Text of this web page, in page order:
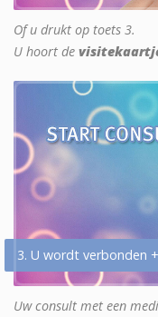
Of u drukt op toets 3.
U hoort de
3. U wordt verbonden +
Uw consult met een